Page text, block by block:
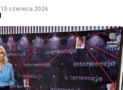
15 czerwca 2026